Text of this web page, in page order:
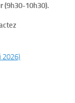
(9h30-10h30).
2026)